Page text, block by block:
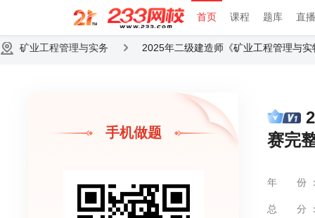
首页 课程 题库 直
矿业工程管理与实务 2025年二级建造师《矿业工程管理与
手机做题
赛完
年份
总分